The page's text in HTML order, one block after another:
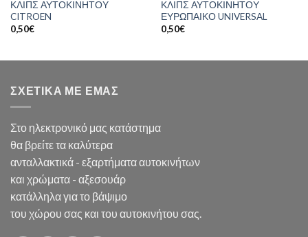
ΚΛΙΠΣ ΑΥΤΟΚΙΝΗΤΟΥ
CITROEN
0,50€
ΚΛΙΠΣ ΑΥΤΟΚΙΝΗΤΟΥ
ΕΥΡΩΠΑΙΚΟ UNIVERSAL
0,50€
ΣΧΕΤΙΚΑ ΜΕ ΕΜΑΣ
Στο ηλεκτρονικό μας κατάστημα
θα βρείτε τα καλύτερα
ανταλλακτικά - εξαρτήματα αυτοκινήτων
και χρώματα - αξεσουάρ
κατάλληλα για το βάψιμο
του χώρου σας και του αυτοκινήτου σας.